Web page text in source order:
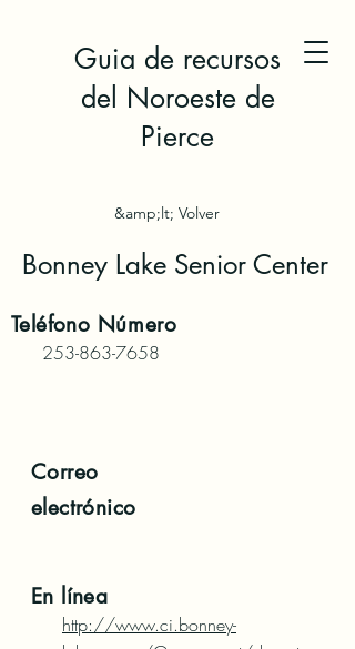
Guia de recursos
del Noroeste de
Pierce
&amp;lt; Volver
Bonney Lake Senior Center
Teléfono Número
253-863-7658
Correo
electrónico
En línea
http://www.ci.bonney-